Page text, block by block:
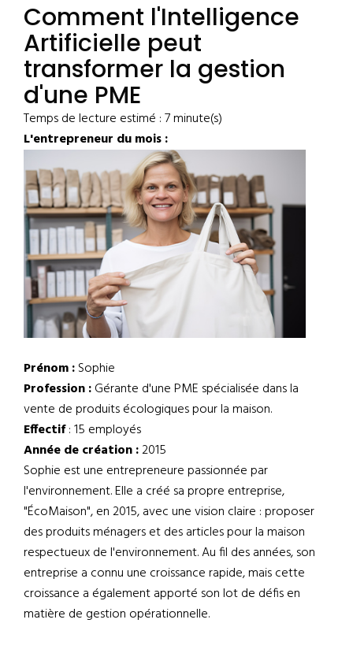
Comment l'Intelligence
Artificielle peut
transformer la gestion
d'une PME
Temps de lecture estimé : 7 minute(s)
L'entrepreneur du mois :
Prénom :Sophie
Profession :Gérante d'une PME spécialisée dans la
vente de produits écologiques pour la maison.
Effectif: 15 employés
Année de création :2015
Sophie est une entrepreneure passionnée par
l'environnement. Elle a créé sa propre entreprise,
"ÉcoMaison", en 2015, avec une vision claire : proposer
des produits ménagers et des articles pour la maison
respectueux de l'environnement. Au fil des années, son
entreprise a connu une croissance rapide, mais cette
croissance a également apporté son lot de défis en
matière de gestion opérationnelle.